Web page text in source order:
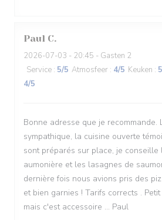
Paul C
2026-07-03 - 20:45 - Gasten 2
Service : 5/5 Atmosfeer : 4/5 Keuken : 5
4/5
Bonne adresse que je recommande.
sympathique, la cuisine ouverte
sont préparés sur place, je conseille
aumonière et les lasagnes de
dernière fois nous avions pris des
et bien garnies ! Tarifs corrects .
mais c'est accessoire ... Paul